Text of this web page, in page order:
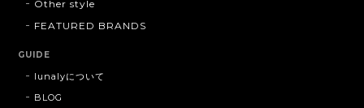
Other style
FEATURED BRANDS
GUIDE
lunalyについて
BLOG